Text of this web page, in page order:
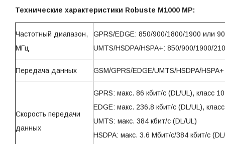
Технические характеристики Robuste M1000 MP:
Частотный диапазон,
МГц
GPRS/EDGE: 850/900/1800/1900 или
UMTS/HSDPA/HSPA+: 850/900/1900/
Передача данных GSM/GPRS/EDGE/UMTS/HSDPA/HSPA+
Скорость передачи
данных
GPRS: макс. 86 кбит/с (DL/UL), класс 10
EDGE: макс. 236.8 кбит/с (DL/UL),
UMTS: макс. 384 кбит/с (DL/UL)
HSDPA: макс. 3.6 Мбит/с/384 кбит/с